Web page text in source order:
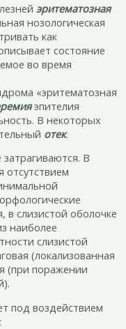
эритематозная
нозологическая
как
состояние
во время
«эритематозная
эпителия
В некоторых
отек.
В
отсутствием
в слизистой оболочке
наиболее
слизистой
(локализованная
(при поражении
под воздействием